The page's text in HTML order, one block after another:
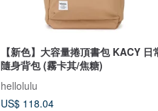
【新色】大容量捲頂書包 KACY 日
隨身背包 (霧卡其/焦糖)
hellolulu
US$ 118.04